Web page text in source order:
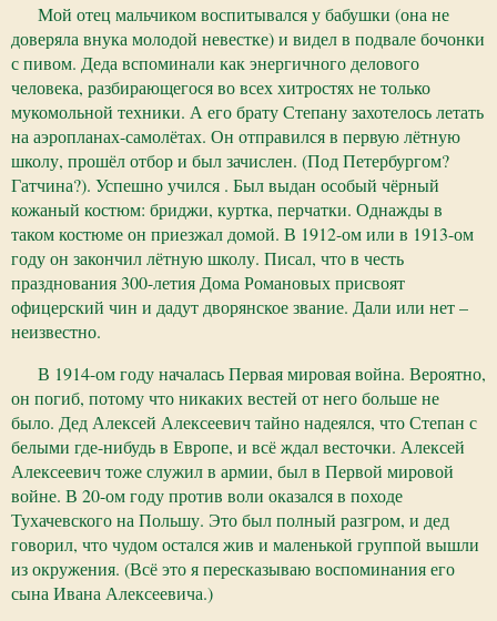
Мой отец мальчиком воспитывался у бабушки (она не
доверяла внука молодой невестке) и видел в подвале бочонки
с пивом. Деда вспоминали как энергичного делового
человека, разбирающегося во всех хитростях не только
мукомольной техники. А его брату Степану захотелось летать
на аэропланах-самолётах. Он отправился в первую лётную
школу, прошёл отбор и был зачислен. (Под Петербургом?
Гатчина?). Успешно учился . Был выдан особый чёрный
кожаный костюм: бриджи, куртка, перчатки. Однажды в
таком костюме он приезжал домой. В 1912-ом или в 1913-ом
году он закончил лётную школу. Писал, что в честь
празднования 300-летия Дома Романовых присвоят
офицерский чин и дадут дворянское звание. Дали или нет –
неизвестно.
В 1914-ом году началась Первая мировая война. Вероятно,
он погиб, потому что никаких вестей от него больше не
было. Дед Алексей Алексеевич тайно надеялся, что Степан с
белыми где-нибудь в Европе, и всё ждал весточки. Алексей
Алексеевич тоже служил в армии, был в Первой мировой
войне. В 20-ом году против воли оказался в походе
Тухачевского на Польшу. Это был полный разгром, и дед
говорил, что чудом остался жив и маленькой группой вышли
из окружения. (Всё это я пересказываю воспоминания его
сына Ивана Алексеевича.)